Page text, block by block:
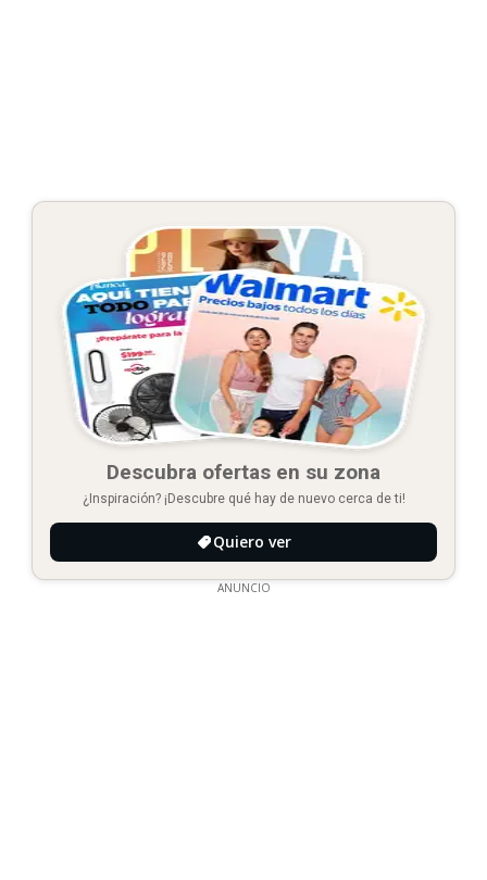
Descubra ofertas en su zona
¿Inspiración? ¡Descubre qué hay de nuevo cerca de ti!
Quiero ver
ANUNCIO